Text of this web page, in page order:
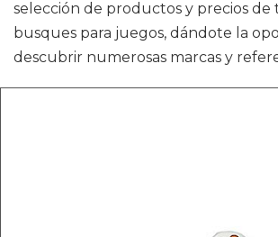
selección de productos y precios de
busques para juegos, dándote la
descubrir numerosas marcas y